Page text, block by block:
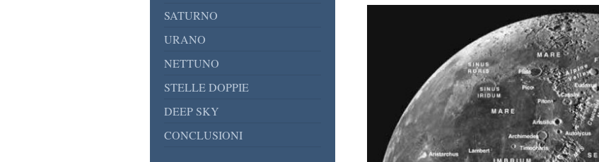
SATURNO
URANO
NETTUNO
STELLE DOPPIE
DEEP SKY
CONCLUSIONI